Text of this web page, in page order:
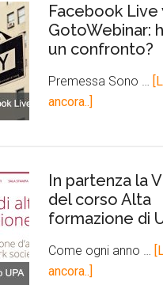
Facebook Live
GotoWebinar:
un confronto?
Premessa Sono …
ancora..]
In partenza la
del corso Alta
formazione di
Come ogni anno …
ancora..]